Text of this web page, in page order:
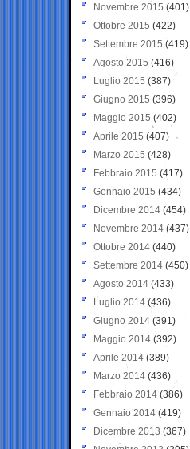
Novembre 2015 (401)
Ottobre 2015 (422)
Settembre 2015 (419)
Agosto 2015 (416)
Luglio 2015 (387)
Giugno 2015 (396)
Maggio 2015 (402)
Aprile 2015 (407)
Marzo 2015 (428)
Febbraio 2015 (417)
Gennaio 2015 (434)
Dicembre 2014 (454)
Novembre 2014 (437)
Ottobre 2014 (440)
Settembre 2014 (450)
Agosto 2014 (433)
Luglio 2014 (436)
Giugno 2014 (391)
Maggio 2014 (392)
Aprile 2014 (389)
Marzo 2014 (436)
Febbraio 2014 (386)
Gennaio 2014 (419)
Dicembre 2013 (367)